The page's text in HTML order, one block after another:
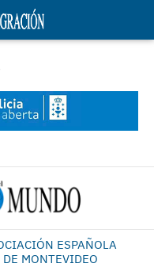
ESPAÑOLA
MONTEVIDEO